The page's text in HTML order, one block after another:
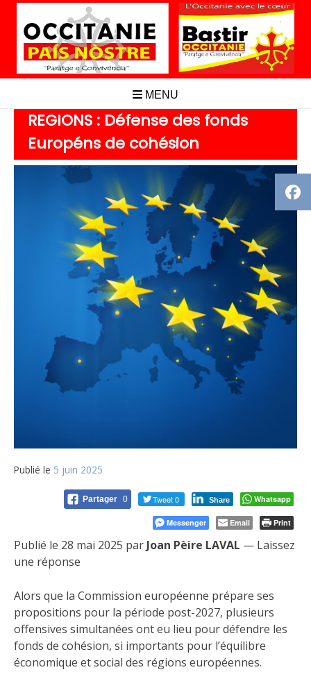
Aller
contenu
MENU
REGIONS : Défense des fonds
Européns de cohésion
Publié le 5 juin 2025
Partager 0 Tweet 0 Share Whatsapp
Messenger Email Print
Publié le 28 mai 2025 par Joan Pèire LAVAL — Laissez
une réponse
Alors que la Commission européenne prépare ses
propositions pour la période post-2027, plusieurs
offensives simultanées ont eu lieu pour défendre les
fonds de cohésion, si importants pour l’équilibre
économique et social des régions européennes.